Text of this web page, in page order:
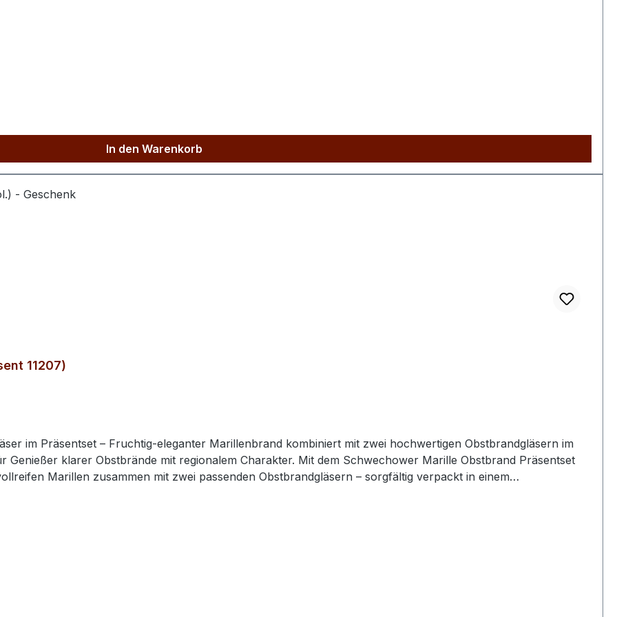
In den Warenkorb
11207)
im Präsentset – Fruchtig‑eleganter Marillenbrand kombiniert mit zwei hochwertigen Obstbrandgläsern im
mit regionalem Charakter. Mit dem Schwechower Marille Obstbrand Präsentset